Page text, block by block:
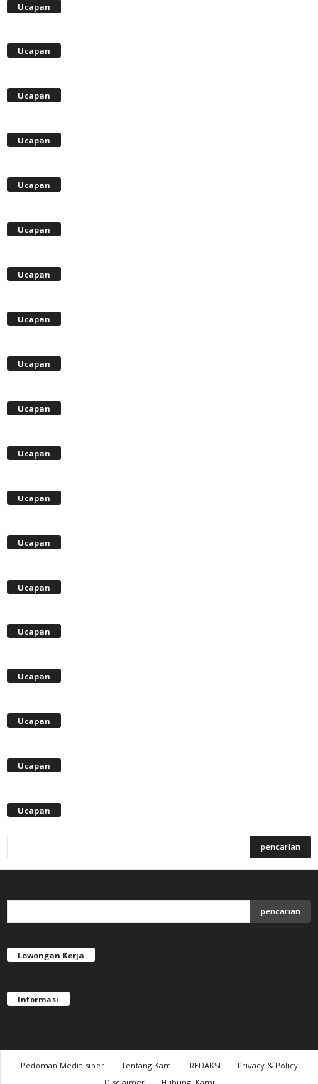
Ucapan
Ucapan
Ucapan
Ucapan
Ucapan
Ucapan
Ucapan
Ucapan
Ucapan
Ucapan
Ucapan
Ucapan
Ucapan
Ucapan
Ucapan
Ucapan
Ucapan
Ucapan
Ucapan
Lowongan Kerja
Informasi
Pedoman Media siber Tentang Kami REDAKSI
Privacy & Policy